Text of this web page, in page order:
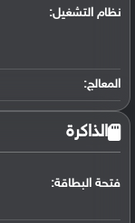
نظام التشغيل:
المعالج:
الذاكرة
فتحة البطاقة: